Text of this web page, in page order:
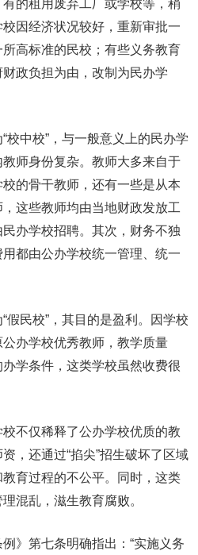
的租用废弃工厂或学校等，稍
因经济状况较好，重新审批一
高标准的民校；有些义务教育
政负担为由，改制为民办学
校中校”，与一般意义上的民办学
师身份复杂。教师大多来自于
的骨干教师，还有一些是从本
这些教师均由当地财政发放工
办学校招聘。其次，财务不独
都由公办学校统一管理、统一
假民校”，其目的是盈利。因学校
办学校优秀教师，教学质量
学条件，这类学校虽然收费很
不仅稀释了公办学校优质的教
，还通过“掐尖”招生破坏了区域
育过程的不公平。同时，这类
混乱，滋生教育腐败。
》第七条明确指出：“实施义务